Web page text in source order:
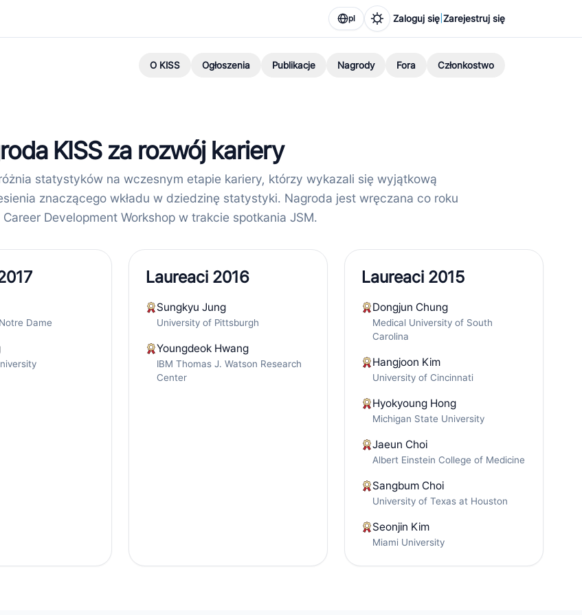
pl Zaloguj się Zarejestruj się
O KISS Ogłoszenia Publikacje Nagrody Fora Członkostwo
KISS za rozwój kariery
statystyków na wczesnym etapie kariery, którzy wykazali się wyjątkową
znaczącego wkładu w dziedzinę statystyki. Nagroda jest wręczana co roku
Career Development Workshop w trakcie spotkania JSM.
Dame
Laureaci 2016
Sungkyu Jung
University of Pittsburgh
Youngdeok Hwang
IBM Thomas J. Watson Research
Center
Laureaci 2015
Dongjun Chung
Medical University of South
Carolina
Hangjoon Kim
University of Cincinnati
Hyokyoung Hong
Michigan State University
Jaeun Choi
Albert Einstein College of Medicine
Sangbum Choi
University of Texas at Houston
Seonjin Kim
Miami University